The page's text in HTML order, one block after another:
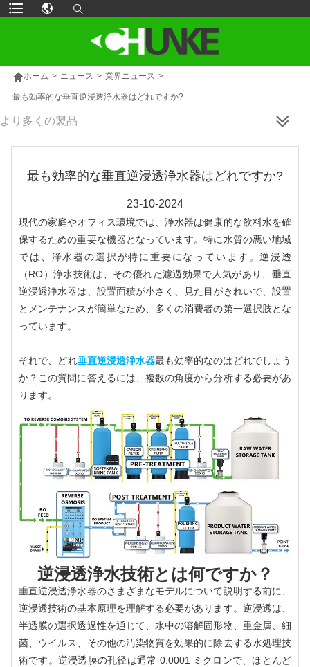
ホーム > ニュース > 業界ニュース >
最も効率的な垂直逆浸透浄水器はどれですか?
より多くの製品
最も効率的な垂直逆浸透浄水器はどれですか?
23-10-2024
現代の家庭やオフィス環境では、浄水器は健康的な飲料水を確
保するための重要な機器となっています。特に水質の悪い地域
では、浄水器の選択が特に重要になっています。逆浸透
（RO）浄水技術は、その優れた濾過効果で人気があり、垂直
逆浸透浄水器は、設置面積が小さく、見た目がきれいで、設置
とメンテナンスが簡単なため、多くの消費者の第一選択肢とな
っています。
それで、どれ垂直逆浸透浄水器最も効率的なのはどれでしょう
か？この質問に答えるには、複数の角度から分析する必要があ
ります。
逆浸透浄水技術とは​​何ですか？
垂直逆浸透浄水器のさまざまなモデルについて説明する前に、
逆浸透技術の基本原理を理解する必要があります。逆浸透は、
半透膜の選択透過性を通じて、水中の溶解固形物、重金属、細
菌、ウイルス、その他の汚染物質を効果的に除去する水処理技
術です。逆浸透膜の孔径は通常 0.0001 ミクロンで、ほとんど